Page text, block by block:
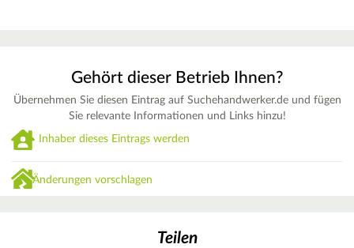
Gehört dieser Betrieb Ihnen?
Übernehmen Sie diesen Eintrag auf Suchehandwerker.de und fügen
Sie relevante Informationen und Links hinzu!
Inhaber dieses Eintrags werden
Änderungen vorschlagen
Teilen